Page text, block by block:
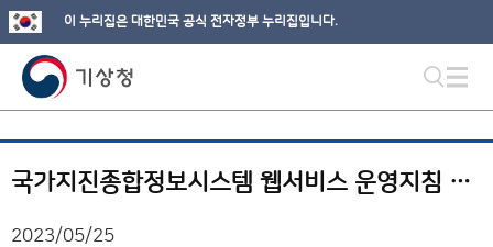
이 누리집은 대한민국 공식 전자정부 누리집입니다.
국가지진종합정보시스템 웹서비스 운영지침 개정
2023/05/25